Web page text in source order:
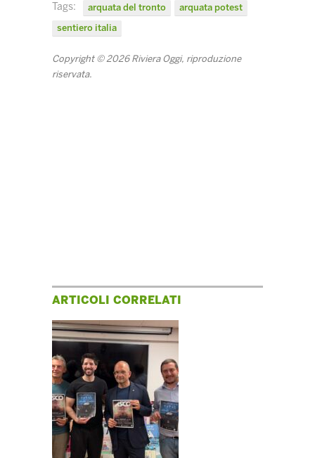
Tags: arquata del tronto
arquata potest
sentiero italia
Copyright © 2026 Riviera Oggi, riproduzione
riservata.
ARTICOLI CORRELATI